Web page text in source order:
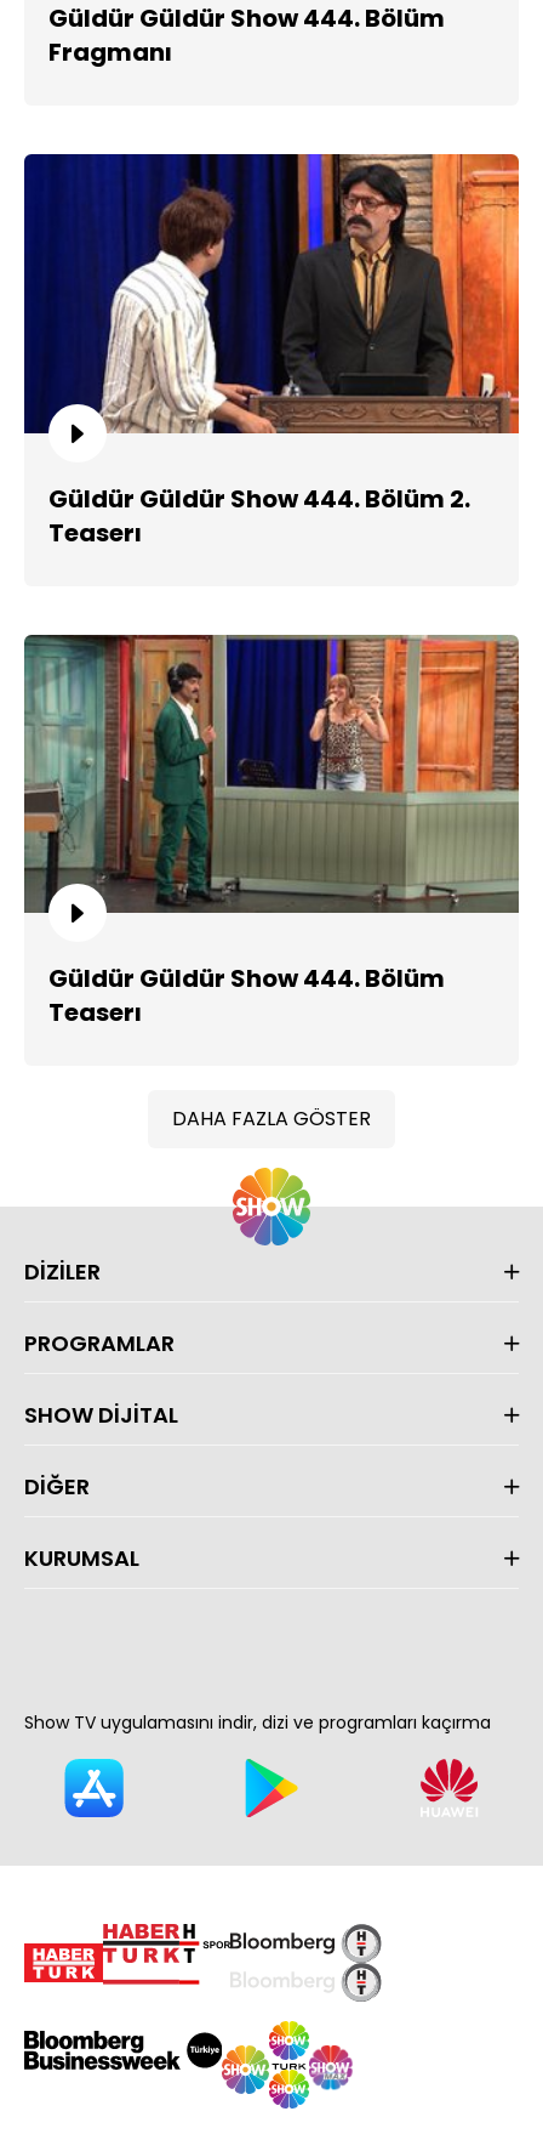
Güldür Güldür Show 444. Bölüm
Fragmanı
Güldür Güldür Show 444. Bölüm 2.
Teaserı
Güldür Güldür Show 444. Bölüm
Teaserı
DAHA FAZLA GÖSTER
DİZİLER
PROGRAMLAR
SHOW DİJİTAL
DİĞER
KURUMSAL
Show TV uygulamasını indir, dizi ve programları kaçırma